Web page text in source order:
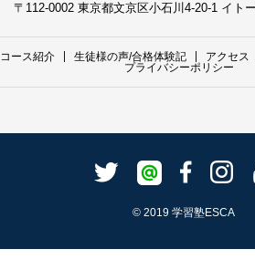
〒112-0002 東京都文京区小石川4-20-1 イト
コース紹介 生徒様の声/合格体験記 アクセス
プライバシーポリシー
© 2019 学習塾ESCA